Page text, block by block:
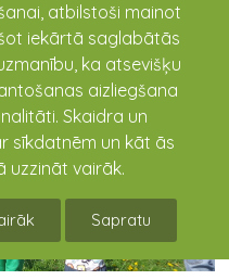
atbilstoši mainot
iekārtā saglabātās
ka atsevišķu
aizliegšana
Skaidra un
sīkdatnēm un kāt ās
uzzināt vairāk.
Sapratu